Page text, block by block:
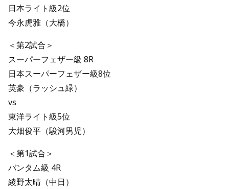
日本ライト級2位
今永虎雅（大橋）
＜第2試合＞
スーパーフェザー級 8R
日本スーパーフェザー級8位
英豪（ラッシュ緑）
vs
東洋ライト級5位
大畑俊平（駿河男児）
＜第1試合＞
バンタム級 4R
綾野太晴（中日）